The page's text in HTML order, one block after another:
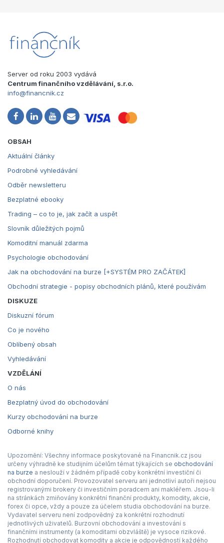
Server od roku 2003 vydává
Centrum finančního vzdělávání, s.r.o.
info@financnik.cz
OBSAH
Aktuální články
Podrobné vyhledávání
Odběr newsletteru
Bezplatné ebooky
Trading – co to je, jak začít a uspět
Slovník důležitých pojmů
Komoditní manuál zdarma
Psychologie obchodování
Jak na obchodování na burze [+SYSTÉM PRO ZAČÁTEK]
Obchodní strategie - popisy obchodních plánů, které používám
DISKUZE
Diskuzní fórum
Co je nového
Oblíbený obsah
Vyhledávání
VZDĚLÁNÍ
O nás
Bezplatný úvod do obchodování
Kurzy obchodování na burze
Odborné knihy
Upozornění: Všechny informace poskytované na Financnik.cz jsou
určeny výhradně ke studijním účelům témat týkajících se obchodování
na burze a neslouží v žádném případě coby konkrétní investiční či
obchodní doporučení. Provozovatel serveru ani jednotliví autoři nejsou
registrovanými brokery či investičním poradcem ani makléřem. Jsou-li
na stránkách zmiňovány konkrétní finanční produkty, komodity, akcie,
forex či opce, vždy a pouze za účelem studia obchodování na burze.
Vydavatel serveru není zodpovědný za konkrétní rozhodnutí
jednotlivých uživatelů. Burzovní obchodování a investování s
finančními instrumenty (a komoditami obzvláště) je vysoce rizikové.
Rozhodnutí obchodovat komodity a akcie je odpovědností každého